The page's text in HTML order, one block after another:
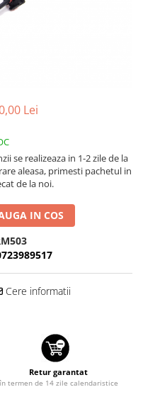
Lei
se realizeaza in 1-2 zile de la
aleasa, primesti pachetul in
de la noi.
IN COS
Cere informatii
Retur garantat
în termen de 14 zile calendaristice